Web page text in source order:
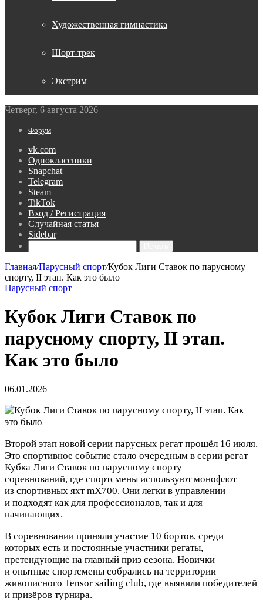
Художественная гимнастика
Шорт-трек
Экстрим
Четверг, 6 августа 2026
Форум
vk.com
Одноклассники
Snapchat
Telegram
Steam
TikTok
Вход / Регистрация
Случайная статья
Sidebar
Главная/Парусный спорт/Кубок Лиги Ставок по парусному
спорту, II этап. Как это было
Парусный спорт
Кубок Лиги Ставок по
парусному спорту, II этап.
Как это было
06.01.2026
Второй этап новой серии парусных регат прошёл 16 июля.
Это спортивное событие стало очередным в серии регат
Кубка Лиги Ставок по парусному спорту —
соревнований, где спортсмены используют монофлот
из спортивных яхт mX700. Они легки в управлении
и подходят как для профессионалов, так и для
начинающих.
В соревновании приняли участие 10 бортов, среди
которых есть и постоянные участники регаты,
претендующие на главный приз сезона. Новички
и опытные спортсмены собрались на территории
живописного Tensor sailing club, где выявили победителей
и призёров турнира.